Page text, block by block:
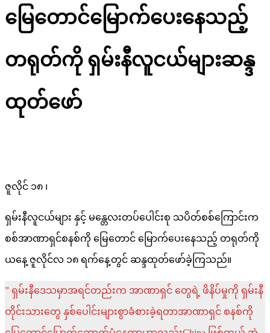
မြေတောင်မြောက်ပေးနေသည့်
တရုတ်ကို ရှမ်းနီလူငယ်များဆန္ဒ
ထုတ်ဖော်
ဇူလိုင် ၁၈ ၊
ရှမ်းနီလူငယ်များ နှင့် မန္တေလးတပ်ပေါင်းစု သပိတ်စစ်ကြောင်းက
စစ်အာဏာရှင်စနစ်ကို မြေတောင် မြောက်ပေးနေသည့် တရုတ်ကို
ယနေ့ ဇူလိုင်လ ၁၈ ရက်နေ့တွင် ဆန္ဒထုတ်ဖော်ခဲ့ကြသည်။
” ရှမ်းနီဒေသမှာအရင်တည်းက အာဏာရှင် တွေရဲ့ ဖိနိပ်မှုကို ရှမ်းနီ
တိုင်းသားတွေ နှစ်ပေါင်းများစွာခံစားခဲ့ရတာအာဏာရှင် စနစ်ကို